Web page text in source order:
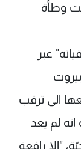
وطأة
عبر
الى ترقب
انه لم يعد
"إلا رافعة